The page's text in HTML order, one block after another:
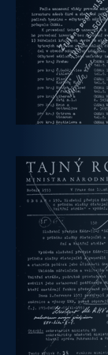
zobrazit
zobrazit PDF